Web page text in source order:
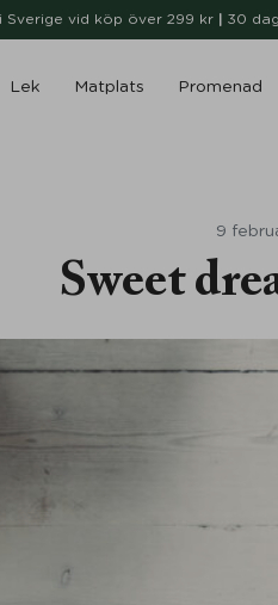
Sverige vid köp över 299 kr 30
Lek Matplats Promenad
9
Sweet